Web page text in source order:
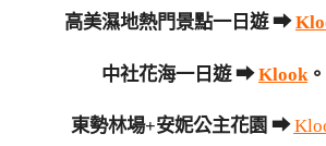
高美濕地熱門景點一日遊➡
中社花海一日遊➡ Klook 。
東勢林場+安妮公主花園 ➡